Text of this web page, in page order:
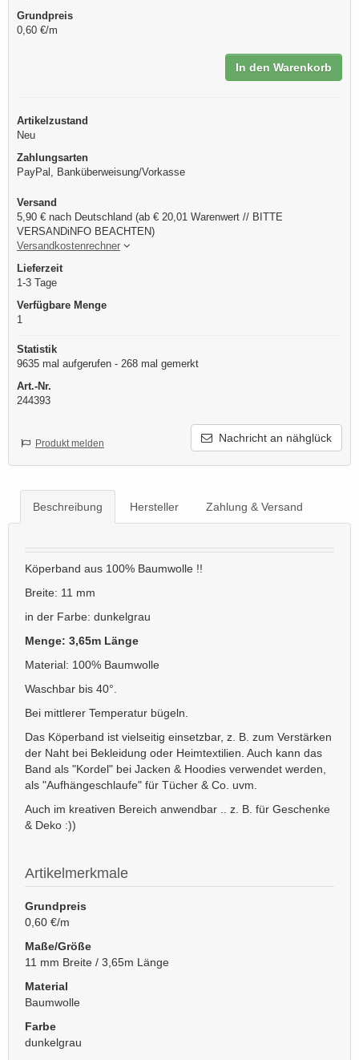
Grundpreis
0,60 €/m
In den Warenkorb
Artikelzustand
Neu
Zahlungsarten
PayPal, Banküberweisung/Vorkasse
Versand
5,90 € nach Deutschland (ab € 20,01 Warenwert // BITTE
VERSANDiNFO BEACHTEN)
Versandkostenrechner
Lieferzeit
1-3 Tage
Verfügbare Menge
1
Statistik
9635 mal aufgerufen - 268 mal gemerkt
Art.-Nr.
244393
Nachricht an nähglück
Produkt melden
Beschreibung Hersteller Zahlung & Versand
Köperband aus 100% Baumwolle !!
Breite: 11 mm
in der Farbe: dunkelgrau
Menge: 3,65m Länge
Material: 100% Baumwolle
Waschbar bis 40°.
Bei mittlerer Temperatur bügeln.
Das Köperband ist vielseitig einsetzbar, z. B. zum Verstärken
der Naht bei Bekleidung oder Heimtextilien. Auch kann das
Band als "Kordel" bei Jacken & Hoodies verwendet werden,
als "Aufhängeschlaufe" für Tücher & Co. uvm.
Auch im kreativen Bereich anwendbar .. z. B. für Geschenke
& Deko :))
Artikelmerkmale
Grundpreis
0,60 €/m
Maße/Größe
11 mm Breite / 3,65m Länge
Material
Baumwolle
Farbe
dunkelgrau